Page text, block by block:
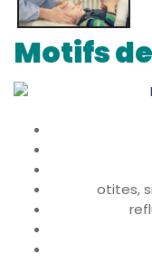
Motifs
otites,